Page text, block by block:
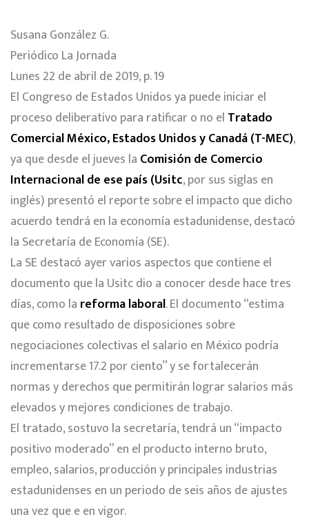
Susana González G.
Periódico La Jornada
Lunes 22 de abril de 2019, p. 19
El Congreso de Estados Unidos ya puede iniciar el
proceso deliberativo para ratificar o no el Tratado
Comercial México, Estados Unidos y Canadá (T-MEC),
ya que desde el jueves la Comisión de Comercio
Internacional de ese país (Usitc, por sus siglas en
inglés) presentó el reporte sobre el impacto que dicho
acuerdo tendrá en la economía estadunidense, destacó
la Secretaría de Economía (SE).
La SE destacó ayer varios aspectos que contiene el
documento que la Usitc dio a conocer desde hace tres
días, como la reforma laboral. El documento “estima
que como resultado de disposiciones sobre
negociaciones colectivas el salario en México podría
incrementarse 17.2 por ciento” y se fortalecerán
normas y derechos que permitirán lograr salarios más
elevados y mejores condiciones de trabajo.
El tratado, sostuvo la secretaría, tendrá un “impacto
positivo moderado” en el producto interno bruto,
empleo, salarios, producción y principales industrias
estadunidenses en un periodo de seis años de ajustes
una vez que e en vigor.